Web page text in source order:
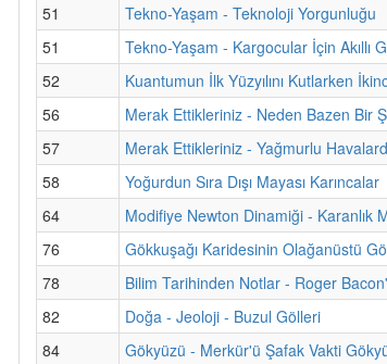
51
Tekno-Yaşam - Teknoloji Yorgunluğu
51
Tekno-Yaşam - Kargocular İçin Akıllı
52
Kuantumun İlk Yüzyılını Kutlarken
56
Merak Ettikleriniz - Neden Bazen Bir
57
Merak Ettikleriniz - Yağmurlu
58
Yoğurdun Sıra Dışı Mayası Karıncalar
64
Modifiye Newton Dinamiği - Karanlık
76
Gökkuşağı Karidesinin Olağanüstü
78
Bilim Tarihinden Notlar - Roger
82
Doğa - Jeoloji - Buzul Gölleri
84
Gökyüzü - Merkür'ü Şafak Vakti